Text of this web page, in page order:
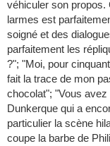
véhiculer son propos.
larmes est
soigné et des
parfaitement les
?"; "Moi, pour
fait la trace de mon
chocolat"; "Vous
Dunkerque qui a
particulier la scène
coupe la barbe de